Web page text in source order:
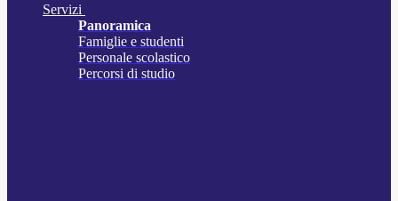
Servizi
Panoramica
Famiglie e studenti
Personale scolastico
Percorsi di studio